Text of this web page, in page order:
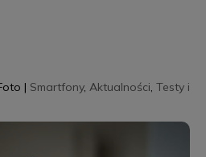
| Smartfony, Aktualności, Testy i